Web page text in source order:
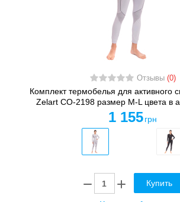
Отзывы (0)
Комплект термобелья для активного
Zelart CO-2198 размер M-L цвета в
1 155 грн
Купить